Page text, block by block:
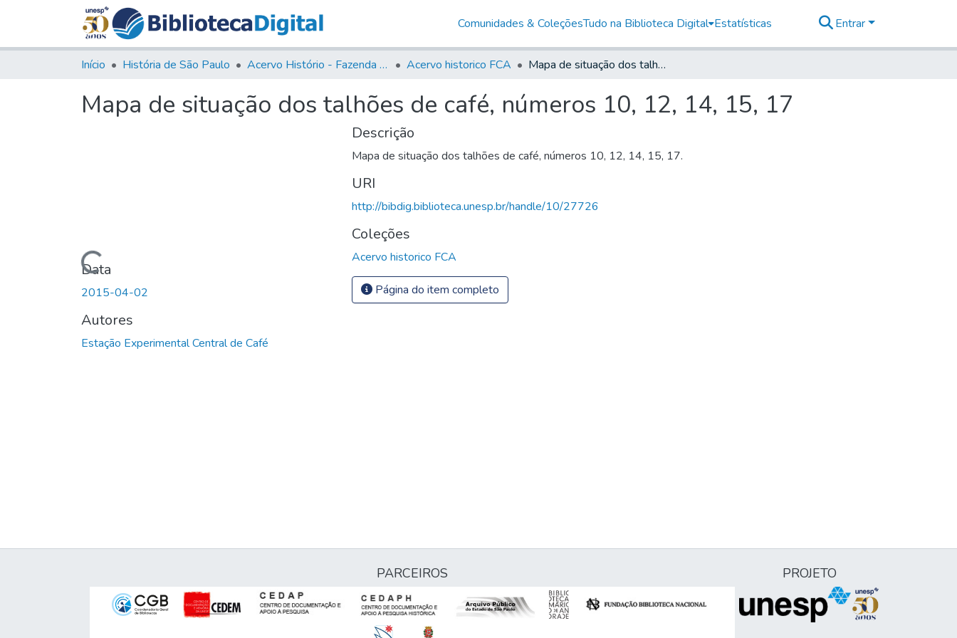
Comunidades & ColeçõesTudo na Biblioteca Digital Estatísticas Entrar
Início História de São Paulo Acervo Histório - Fazenda Lageado Acervo historico FCA Mapa de situação dos talhões de café, números 10, 12, 14, 15, 17
Mapa de situação dos talhões de café, números 10, 12, 14, 15, 17
Carregando...
Data
2015-04-02
Autores
Estação Experimental Central de Café
Descrição
Mapa de situação dos talhões de café, números 10, 12, 14, 15, 17.
URI
http://bibdig.biblioteca.unesp.br/handle/10/27726
Coleções
Acervo historico FCA
Página do item completo
PARCEIROS PROJETO